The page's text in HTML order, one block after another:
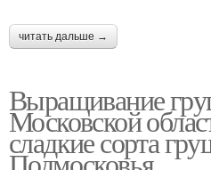
читать дальше →
Выращивание
Московской
сладкие сорта